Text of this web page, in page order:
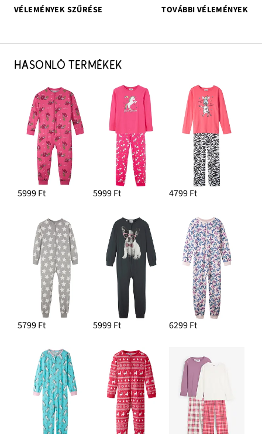
VÉLEMÉNYEK SZŰRÉSE
TOVÁBBI VÉLEMÉNYEK
HASONLÓ TERMÉKEK
5999 Ft 5999 Ft 4799 Ft
5799 Ft 5999 Ft 6299 Ft